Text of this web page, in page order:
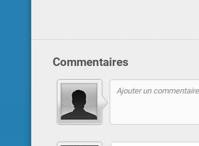
Commentaires